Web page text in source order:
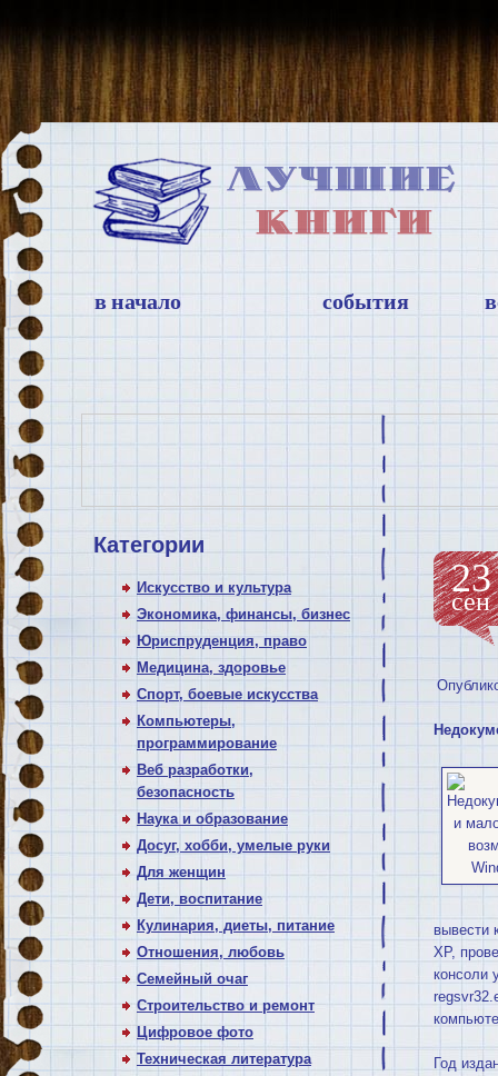
в начало события
Категории
Искусство и культура
Экономика, финансы, бизнес
Юриспруденция, право
Медицина, здоровье
Спорт, боевые искусства
Компьютеры,
программирование
Веб разработки,
безопасность
Наука и образование
Досуг, хобби, умелые руки
Для женщин
Дети, воспитание
Кулинария, диеты, питание
Отношения, любовь
Семейный очаг
Строительство и ремонт
Цифровое фото
Техническая литература
23
сен
вывести
XP,
консоли
Год